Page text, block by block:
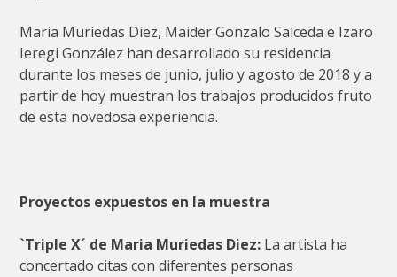
Maria Muriedas Diez, Maider Gonzalo Salceda e Izaro
Ieregi González han desarrollado su residencia
durante los meses de junio, julio y agosto de 2018 y a
partir de hoy muestran los trabajos producidos fruto
de esta novedosa experiencia.
Proyectos expuestos en la muestra
`Triple X´ de Maria Muriedas Diez: La artista ha
concertado citas con diferentes personas